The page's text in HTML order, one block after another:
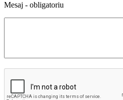
Mesaj - obligatoriu